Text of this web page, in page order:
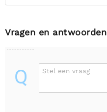
Vragen en antwoorden
Q Stel een vraag